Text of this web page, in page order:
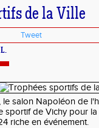
de la Ville
Tweet
le salon Napoléon de
sportif de Vichy pour
riche en événement.